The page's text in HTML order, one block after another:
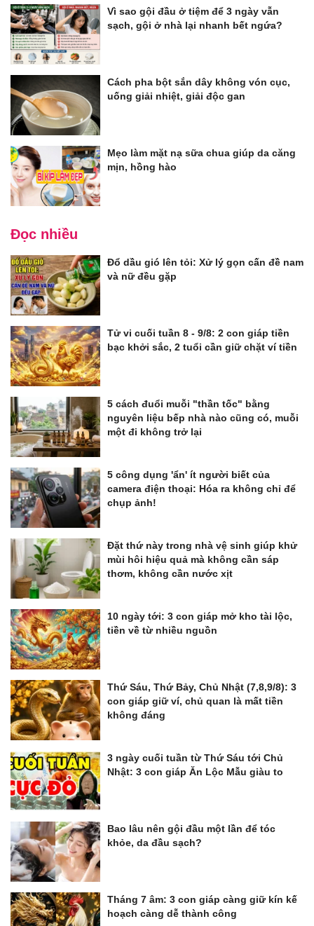
Vì sao gội đầu ở tiệm để 3 ngày vẫn
sạch, gội ở nhà lại nhanh bết ngứa?
Cách pha bột sắn dây không vón cục,
uống giải nhiệt, giải độc gan
Mẹo làm mặt nạ sữa chua giúp da căng
mịn, hồng hào
Đọc nhiều
Đổ dầu gió lên tỏi: Xử lý gọn cấn đề nam
và nữ đều gặp
Tử vi cuối tuần 8 - 9/8: 2 con giáp tiền
bạc khởi sắc, 2 tuổi cần giữ chặt ví tiền
5 cách đuổi muỗi "thần tốc" bằng
nguyên liệu bếp nhà nào cũng có, muỗi
một đi không trở lại
5 công dụng 'ẩn' ít người biết của
camera điện thoại: Hóa ra không chỉ để
chụp ảnh!
Đặt thứ này trong nhà vệ sinh giúp khử
mùi hôi hiệu quả mà không cần sáp
thơm, không cần nước xịt
10 ngày tới: 3 con giáp mở kho tài lộc,
tiền về từ nhiều nguồn
Thứ Sáu, Thứ Bảy, Chủ Nhật (7,8,9/8): 3
con giáp giữ ví, chủ quan là mất tiền
không đáng
3 ngày cuối tuần từ Thứ Sáu tới Chủ
Nhật: 3 con giáp Ăn Lộc Mẫu giàu to
Bao lâu nên gội đầu một lần để tóc
khỏe, da đầu sạch?
Tháng 7 âm: 3 con giáp càng giữ kín kế
hoạch càng dễ thành công